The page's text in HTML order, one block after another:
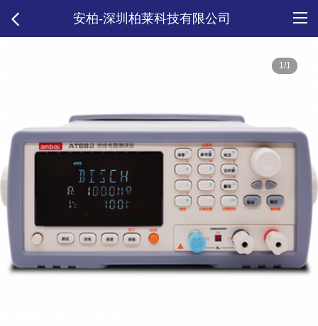
安柏-深圳柏莱科技有限公司
1/1